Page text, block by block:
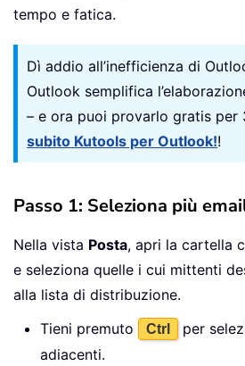
tempo e fatica.
Dì addio all’inefficienza di
Outlook semplifica
– e ora puoi provarlo gratis per
subito Kutools per Outlook!!
Passo 1: Seleziona più
Nella vista Posta, apri la cartella
e seleziona quelle i cui mittenti
alla lista di distribuzione.
Tieni premuto
Ctrl
per
adiacenti.